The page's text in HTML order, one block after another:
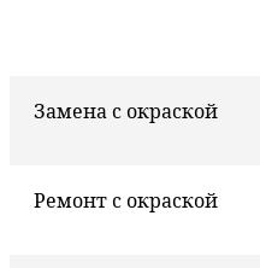
Замена с окраской
Ремонт с окраской